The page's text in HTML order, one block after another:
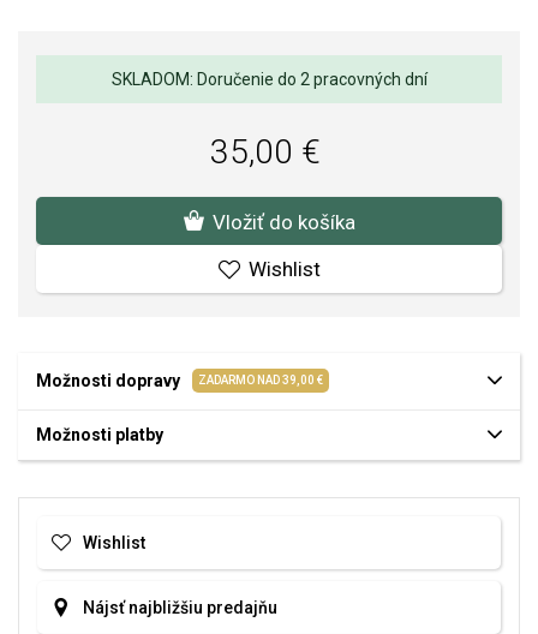
nakoľko sa jedná o prírodnú perlu je tento jav prirodzený.
Veľkosť náušnice: 9 x 9 mm, veľkosť perly 6,5 mm
Váha: 2 g
Kvalita materiálov a spracovania je pre nás prvoradá. Povrchová
úprava a osadenie akostných kameňov a perál spĺňa náročné
SKLADOM: Doručenie do 2 pracovných dní
35,00 €
Vložiť do košíka
Wishlist
Možnosti dopravy ZADARMO NAD 39,00 €
Možnosti platby
Wishlist
Nájsť najbližšiu predajňu